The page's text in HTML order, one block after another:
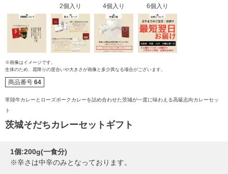
ご注文ガイド
配送・送料
熨斗・カード
イイジマとは
常陸牛とは？
食べ方からから探す
BBQ
2個入り 4個入り 6個入り
※画像はイメージです。
生体のため、霜降りの度合いや大きさが画像と多少異なる場合がございます。
商品番号 64
常陸牛カレーとローズポークカレーを詰め合わせた茨城が一度に味わえる高級志向カレーセッ
ト
茨城そだちカレーセットギフト
1個:200g(一食分)
※辛さは中辛のみとなっております。